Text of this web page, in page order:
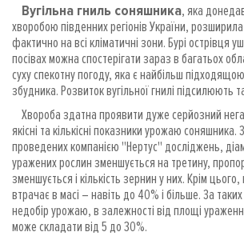
Вугільна гниль соняшника, яка
хворобою південних регіонів України,
фактично на всі кліматичні зони. Бурі острівця
посівах можна спостерігати зараз в багатьох
суху спекотну погоду, яка є найбільш
збудника. Розвиток вугільної гнилі підсилюють
Хвороба здатна проявити дуже серйозний
якісні та кількісні показники урожаю соняшника.
проведених компанією "Нертус" досліджень,
уражених рослин зменшується на третину,
зменшується і кількість зернин у них. Крім цього,
втрачає в масі – навіть до 40% і більше. За
недобір урожаю, в залежності від площі
може складати від 5 до 30%.